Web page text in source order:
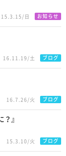
15.3.15/日 お知らせ
16.11.19/土 ブログ
16.7.26/火 ブログ
？』
15.3.10/火 ブログ